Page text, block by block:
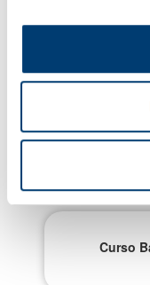
Para mais
22 605
Cursos
Curso